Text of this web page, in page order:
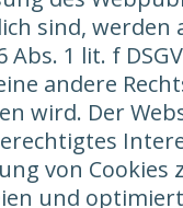
sind, werden
Abs. 1 lit. f
andere
wird. Der
von Cookies
und